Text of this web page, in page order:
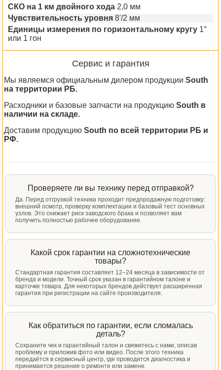
СКО на 1 км двойного хода 2,0 мм
Чувствительность уровня 8'/2 мм
Единицы измерения по горизонтальному кругу 1°
или 1 гон
Сервис и гарантия
Мы являемся официальным дилером продукции South
на территории РБ.
Расходники и базовые запчасти на продукцию South в
наличии на складе.
Доставим продукцию South по всей территории РБ и
РФ.
Проверяете ли вы технику перед отправкой?
Да. Перед отгрузкой техника проходит предпродажную подготовку:
внешний осмотр, проверку комплектации и базовый тест основных
узлов. Это снижает риск заводского брака и позволяет вам
получить полностью рабочее оборудование.
Какой срок гарантии на сложнотехнические
товары?
Стандартная гарантия составляет 12–24 месяца в зависимости от
бренда и модели. Точный срок указан в гарантийном талоне и
карточке товара. Для некоторых брендов действует расширенная
гарантия при регистрации на сайте производителя.
Как обратиться по гарантии, если сломалась
деталь?
Сохраните чек и гарантийный талон и свяжитесь с нами, описав
проблему и приложив фото или видео. После этого техника
передаётся в сервисный центр, где проводится диагностика и
принимается решение о ремонте или замене.